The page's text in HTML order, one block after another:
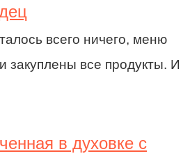
всего ничего, меню
закуплены все продукты. И
в духовке с